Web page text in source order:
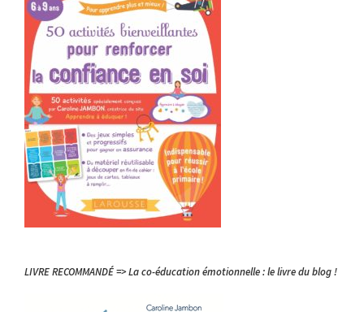
LIVRE RECOMMANDÉ => La co-éducation émotionnelle : le livre du blog !